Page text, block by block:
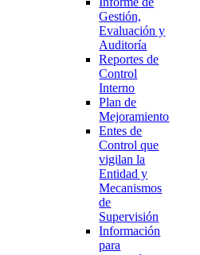
Gestión,
Evaluación y
Auditoría
Reportes de
Control
Interno
Plan de
Mejoramiento
Entes de
Control que
vigilan la
Entidad y
Mecanismos
de
Supervisión
Información
para